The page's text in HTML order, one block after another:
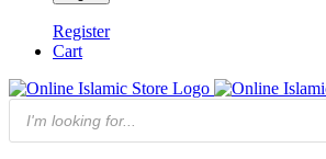
Register
Cart
Products
search